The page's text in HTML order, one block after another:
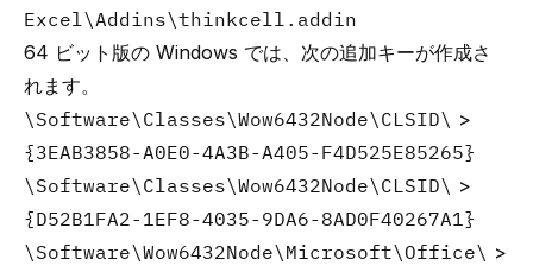
Excel\Addins\thinkcell.addin
64 ビット版の Windows では、次の追加キーが作成さ
れます。
\Software\Classes\Wow6432Node\CLSID\ >
{3EAB3858-A0E0-4A3B-A405-F4D525E85265}
\Software\Classes\Wow6432Node\CLSID\ >
{D52B1FA2-1EF8-4035-9DA6-8AD0F40267A1}
\Software\Wow6432Node\Microsoft\Office\ >